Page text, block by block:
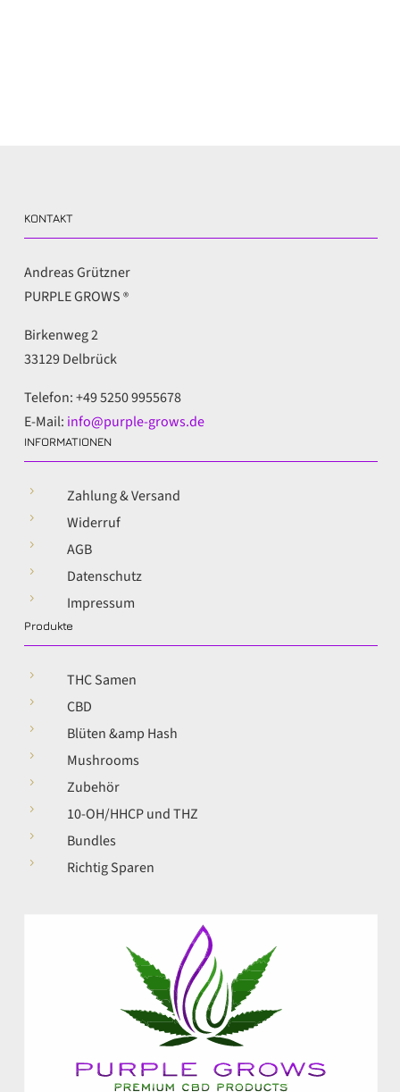
KONTAKT
Andreas Grützner
PURPLE GROWS®
Birkenweg 2
33129 Delbrück
Telefon: +49 5250 9955678
E-Mail: info@purple-grows.de
INFORMATIONEN
5 Zahlung & Versand
5 Widerruf
5 AGB
5 Datenschutz
5 Impressum
Produkte
5 THC Samen
5 CBD
5 Blüten &amp Hash
5 Mushrooms
5 Zubehör
5 10-OH/HHCP und THZ
5 Bundles
5 Richtig Sparen